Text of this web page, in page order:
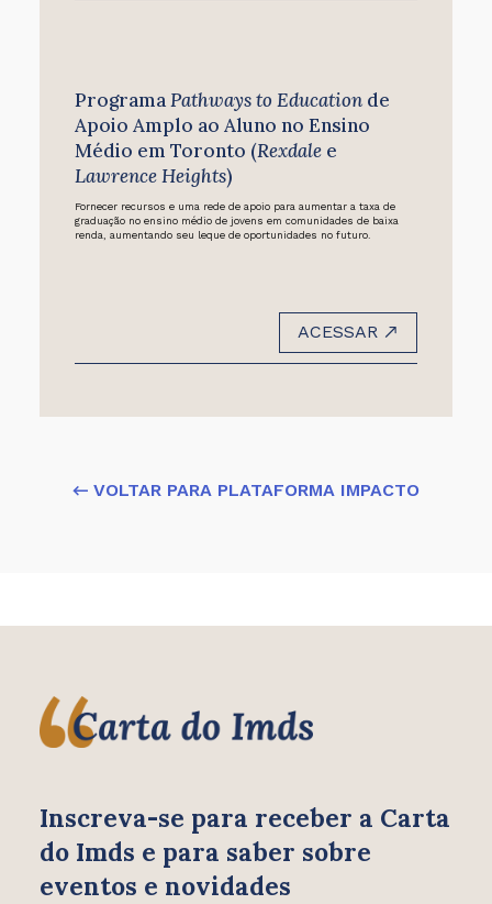
ProgramaPathways to Educationde
Apoio Amplo ao Aluno no Ensino
Médio em Toronto (Rexdalee
Lawrence Heights)
Fornecer recursos e uma rede de apoio para aumentar a taxa de
graduação no ensino médio de jovens em comunidades de baixa
renda, aumentando seu leque de oportunidades no futuro.
ACESSAR
← VOLTAR PARA PLATAFORMA IMPACTO
Inscreva-se para receber a Carta
do Imds e para saber sobre
eventos e novidades